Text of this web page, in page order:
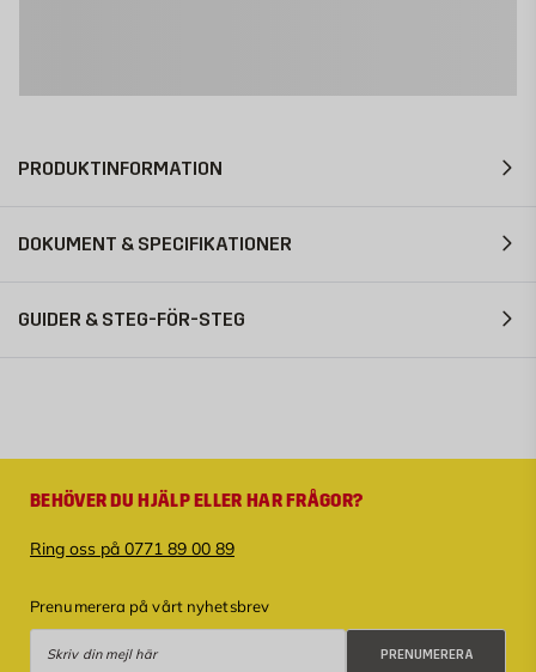
PRODUKTINFORMATION
DOKUMENT & SPECIFIKATIONER
GUIDER & STEG-FÖR-STEG
BEHÖVER DU HJÄLP ELLER HAR FRÅGOR?
Ring oss på 0771 89 00 89
Prenumerera på vårt nyhetsbrev
PRENUMERERA